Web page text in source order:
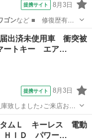
提携サイト 8月3日
ゴンなど ■ 修復歴有
出済未使用車 衝突被
ートキー エア…
提携サイト 8月3日
致しました♪ご来店お待
タムＬ キーレス 電動
ＨＩＤ パワー…